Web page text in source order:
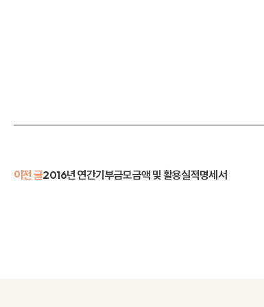
이전 글2016년 연간기부금모금액 및 활용실적명세서